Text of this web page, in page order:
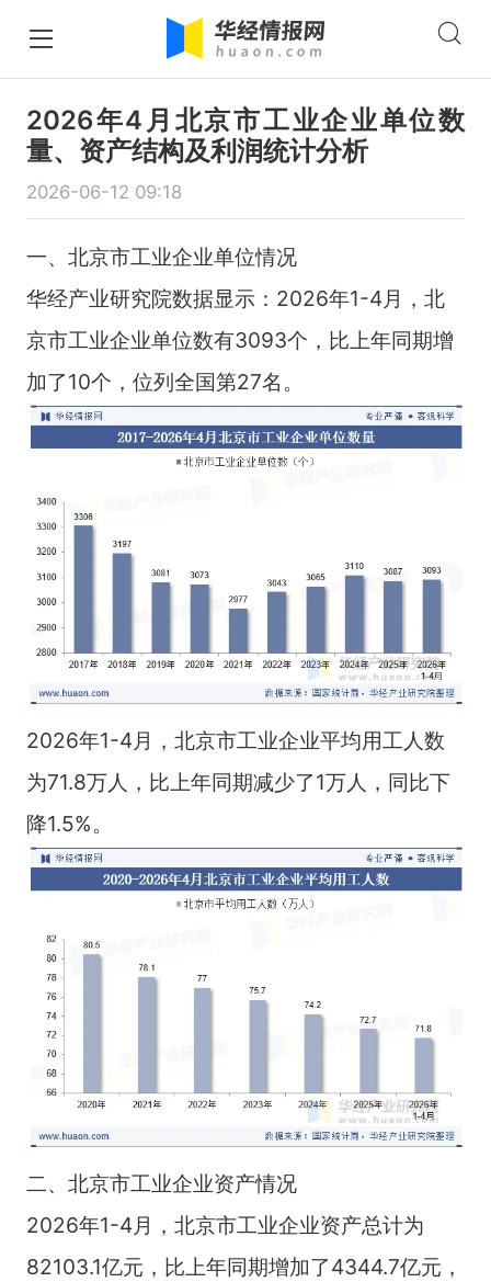
2026年4月北京市工业企业单位数
量、资产结构及利润统计分析
2026-06-12 09:18
一、北京市工业企业单位情况
华经产业研究院数据显示：2026年1-4月，北
京市工业企业单位数有3093个，比上年同期增
加了10个，位列全国第27名。
2026年1-4月，北京市工业企业平均用工人数
为71.8万人，比上年同期减少了1万人，同比下
降1.5%。
二、北京市工业企业资产情况
2026年1-4月，北京市工业企业资产总计为
82103.1亿元，比上年同期增加了4344.7亿元，